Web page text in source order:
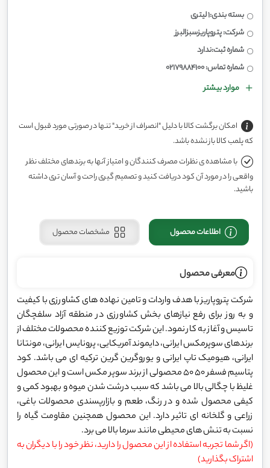
بسته بندی:1 لیتری
شرکت: پتروپاریزسبزالبرز
شماره ثبت:ندارد
شماره تماس: 02179884100
موارد بیشتر
امکان برگشت کالا با دلیل "انصراف از خرید" تنها در صورتی مورد قبول است
که پلمب کالا باز نشده باشد.
با مشاهده ی نظرات مصرف کنندگان و امتیاز آنها به برندهای مختلف نظر
واقعی را در مورد آن کود دریافت کنید و تصمیم گیری راحت و آسان تری داشته
باشید.
اطلاعات محصول مشخصات محصول
معرفی محصول
شرکت پتروپاریز با هدف واردات و تامین نهاده های کشاورزی با کیفیت
و به روز برای رفع نیازهای بخش کشاورزی در منطقه آزاد سلفچگان
تاسیس و آغاز به کار نمود. این شرکت توزیع کننده محصولات مختلف از
برندهای سوپرمکس ایرانی، دایموند آمریکایی، پرونایس ایرانی، مونتانا
ایرانی، هیومیک تاپ ایرانی و یوروگرین گرین ترکیه ای می باشد. کود
پتاسیم فسفر 50 50 محصولی از برند سوپر مکس است و این محصول
غلیظ با چگالی بالا می باشد که سبب درشت شدن میوه و بهبود کمی و
کیفی محصول شده و در رنگ، طعم و بازارپسندی محصولات باغی،
زراعی و گلخانه ای تاثیر دارد. این محصول همچنین مقاومت گیاه را
نسبت به تنش های محیطی مانند سرما بالا می برد.
(اگر شما تجربه استفاده از این محصول را دارید، نظر خود را با دیگران به
اشتراک بگذارید)